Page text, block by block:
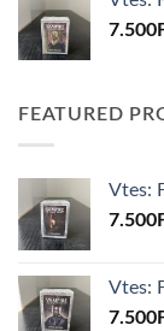
7.500
FEATURED
Vtes:
7.500
Vtes:
7.500